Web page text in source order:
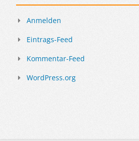
Anmelden
Eintrags-Feed
Kommentar-Feed
WordPress.org